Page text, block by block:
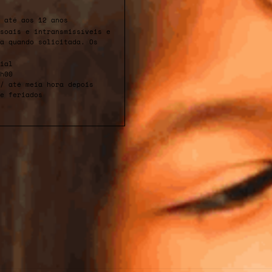
aos 12 anos
e intransmissíveis e
quando solicitada. Os
até meia hora depois
e feriados